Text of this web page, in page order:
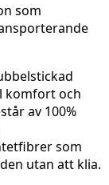
som
komfort och
av 100%
som
utan att klia.